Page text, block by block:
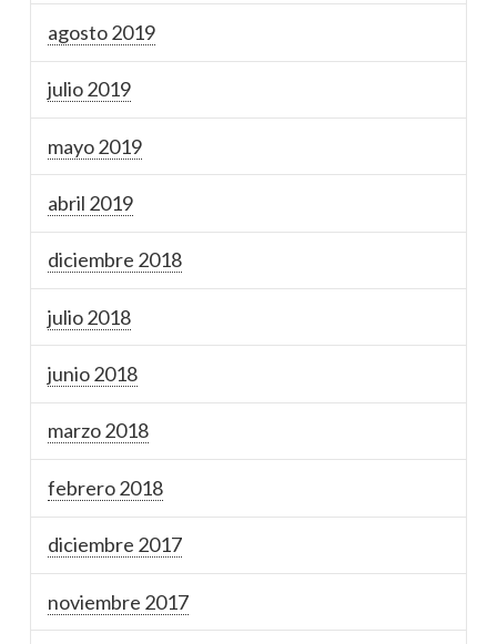
agosto 2019
julio 2019
mayo 2019
abril 2019
diciembre 2018
julio 2018
junio 2018
marzo 2018
febrero 2018
diciembre 2017
noviembre 2017